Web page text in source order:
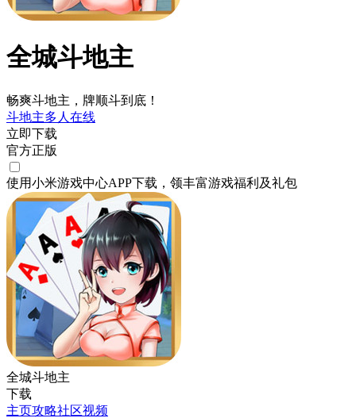
全城斗地主
畅爽斗地主，牌顺斗到底！
斗地主多人在线
立即下载
官方正版
使用小米游戏中心APP下载 ，领丰富游戏福利 及礼包
全城斗地主
下载
主页攻略社区视频